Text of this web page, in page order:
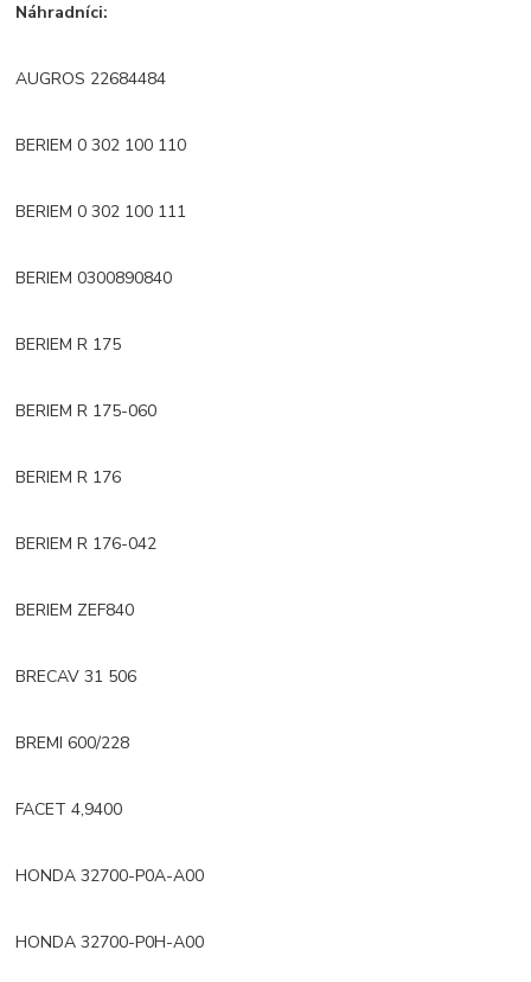
Náhradníci:
AUGROS 22684484
BERIEM 0 302 100 110
BERIEM 0 302 100 111
BERIEM 0300890840
BERIEM R 175
BERIEM R 175-060
BERIEM R 176
BERIEM R 176-042
BERIEM ZEF840
BRECAV 31 506
BREMI 600/228
FACET 4,9400
HONDA 32700-P0A-A00
HONDA 32700-P0H-A00